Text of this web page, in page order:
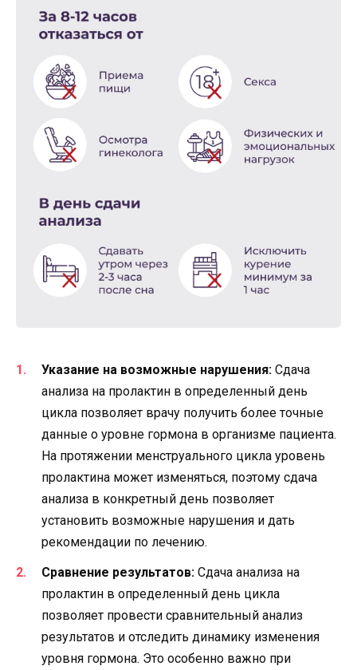
Указание на возможные нарушения: Сдача
анализа на пролактин в определенный день
цикла позволяет врачу получить более точные
данные о уровне гормона в организме пациента.
На протяжении менструального цикла уровень
пролактина может изменяться, поэтому сдача
анализа в конкретный день позволяет
установить возможные нарушения и дать
рекомендации по лечению.
Сравнение результатов: Сдача анализа на
пролактин в определенный день цикла
позволяет провести сравнительный анализ
результатов и отследить динамику изменения
уровня гормона. Это особенно важно при